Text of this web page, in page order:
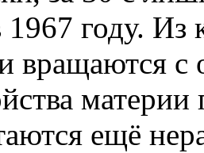
году. Из
вращаются с
ещё